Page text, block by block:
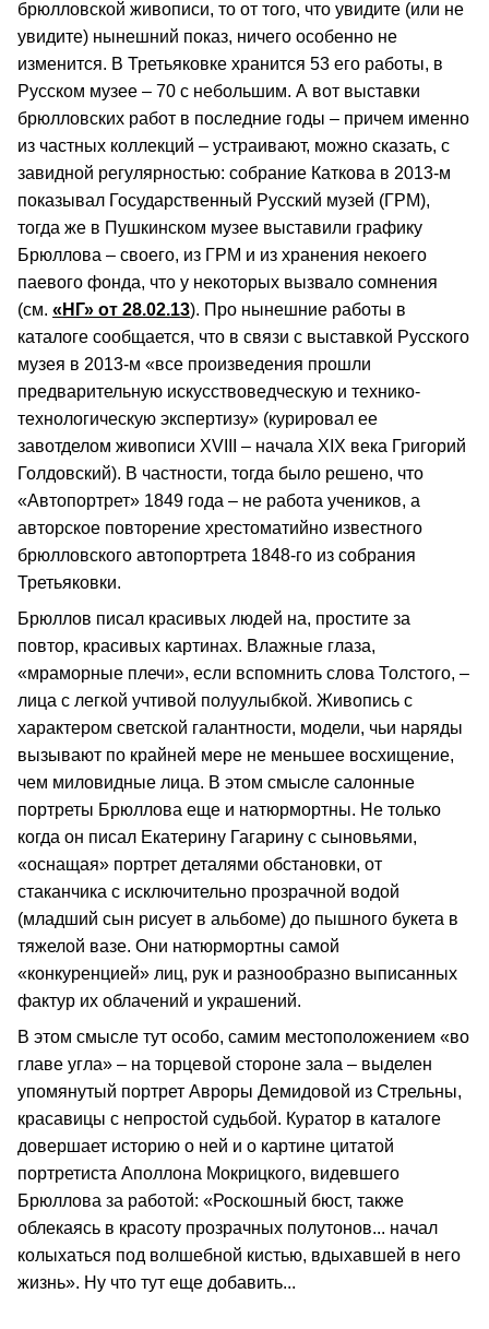
брюлловской живописи, то от того, что увидите (или не
увидите) нынешний показ, ничего особенно не
изменится. В Третьяковке хранится 53 его работы, в
Русском музее – 70 с небольшим. А вот выставки
брюлловских работ в последние годы – причем именно
из частных коллекций – устраивают, можно сказать, с
завидной регулярностью: собрание Каткова в 2013-м
показывал Государственный Русский музей (ГРМ),
тогда же в Пушкинском музее выставили графику
Брюллова – своего, из ГРМ и из хранения некоего
паевого фонда, что у некоторых вызвало сомнения
(см. «НГ» от 28.02.13). Про нынешние работы в
каталоге сообщается, что в связи с выставкой Русского
музея в 2013-м «все произведения прошли
предварительную искусствоведческую и технико-
технологическую экспертизу» (курировал ее
завотделом живописи XVIII – начала XIX века Григорий
Голдовский). В частности, тогда было решено, что
«Автопортрет» 1849 года – не работа учеников, а
авторское повторение хрестоматийно известного
брюлловского автопортрета 1848-го из собрания
Третьяковки.
Брюллов писал красивых людей на, простите за
повтор, красивых картинах. Влажные глаза,
«мраморные плечи», если вспомнить слова Толстого, –
лица с легкой учтивой полуулыбкой. Живопись с
характером светской галантности, модели, чьи наряды
вызывают по крайней мере не меньшее восхищение,
чем миловидные лица. В этом смысле салонные
портреты Брюллова еще и натюрмортны. Не только
когда он писал Екатерину Гагарину с сыновьями,
«оснащая» портрет деталями обстановки, от
стаканчика с исключительно прозрачной водой
(младший сын рисует в альбоме) до пышного букета в
тяжелой вазе. Они натюрмортны самой
«конкуренцией» лиц, рук и разнообразно выписанных
фактур их облачений и украшений.
В этом смысле тут особо, самим местоположением «во
главе угла» – на торцевой стороне зала – выделен
упомянутый портрет Авроры Демидовой из Стрельны,
красавицы с непростой судьбой. Куратор в каталоге
довершает историю о ней и о картине цитатой
портретиста Аполлона Мокрицкого, видевшего
Брюллова за работой: «Роскошный бюст, также
облекаясь в красоту прозрачных полутонов... начал
колыхаться под волшебной кистью, вдыхавшей в него
жизнь». Ну что тут еще добавить...